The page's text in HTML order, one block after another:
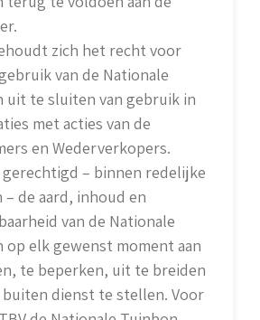
zich het recht voor
van de Nationale
uit te sluiten van gebruik in
met acties van de
en Wederverkopers.
gerechtigd – binnen redelijke
– de aard, inhoud en
van de Nationale
op elk gewenst moment aan
te beperken, uit te breiden
dienst te stellen. Voor